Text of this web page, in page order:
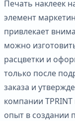
Печать наклеек
элемент
привлекает
можно
расцветки и
только после
заказа и
компании
опыт в создании